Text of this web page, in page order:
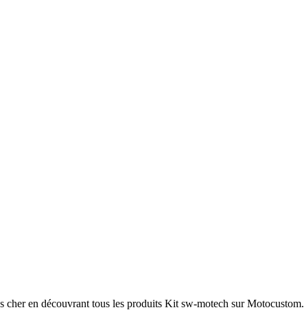
en découvrant tous les produits Kit sw-motech sur Motocustom.